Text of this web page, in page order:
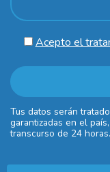
Acepto el
Tus datos serán
garantizadas en el
transcurso de 24